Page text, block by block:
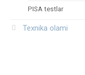
PISA testlar
Texnika olami